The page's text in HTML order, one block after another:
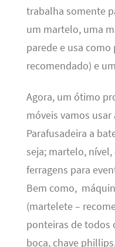
trabalha somente
um martelo, uma
parede e usa
recomendado) e
Agora, um ótimo
móveis vamos
Parafusadeira a
seja; martelo,
ferragens para
Bem como,
(martelete –
ponteiras de todos
boca, chave